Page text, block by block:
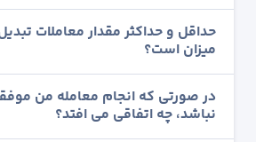
حداقل و حداکثر مقدار معاملات
میزان است؟
در صورتی که انجام معامله من
نباشد، چه اتفاقی می افتد؟